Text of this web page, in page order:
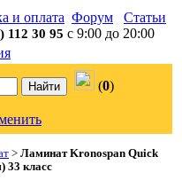
и оплата Форум
Статьи
112 30 95 с 9:00 до 20:00
(0)
> Ламинат Kronospan Quick
33 класс